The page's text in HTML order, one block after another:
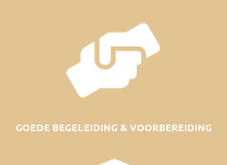
GOEDE BEGELEIDING & VOORBEREIDING